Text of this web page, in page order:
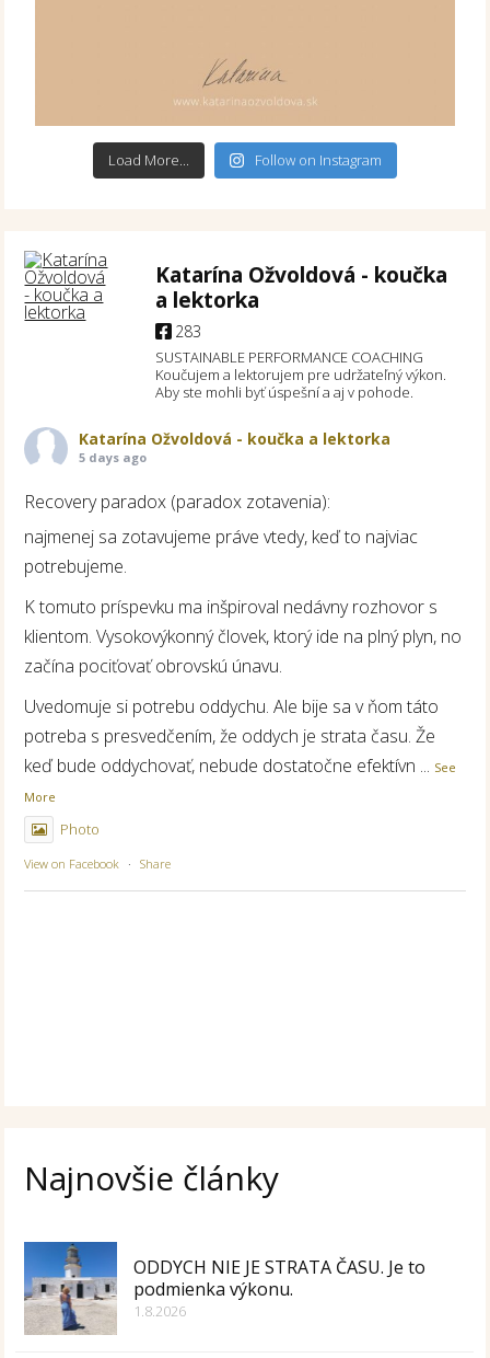
Load More... Follow on Instagram
Katarína Ožvoldová - koučka
a lektorka
283
SUSTAINABLE PERFORMANCE COACHING
Koučujem a lektorujem pre udržateľný výkon.
Aby ste mohli byť úspešní a aj v pohode.
Katarína Ožvoldová - koučka a lektorka
5 days ago
Recovery paradox (paradox zotavenia):
najmenej sa zotavujeme práve vtedy, keď to najviac
potrebujeme.
K tomuto príspevku ma inšpiroval nedávny rozhovor s
klientom. Vysokovýkonný človek, ktorý ide na plný plyn, no
začína pociťovať obrovskú únavu.
Uvedomuje si potrebu oddychu. Ale bije sa v ňom táto
potreba s presvedčením, že oddych je strata času. Že
keď bude oddychovať, nebude dostatočne efektívn ... See
More
Photo
View on Facebook · Share
Najnovšie články
ODDYCH NIE JE STRATA ČASU. Je to
podmienka výkonu.
1.8.2026